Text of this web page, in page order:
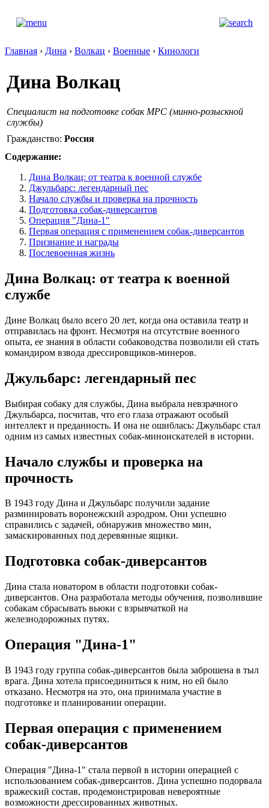
Главная › Дина › Волкац › Военные › Кинологи
Дина Волкац
Специалист на подготовке собак МРС (минно-розыскной
службы)
Гражданство: Россия
Содержание:
Дина Волкац: от театра к военной службе
Джульбарс: легендарный пес
Начало службы и проверка на прочность
Подготовка собак-диверсантов
Операция "Дина-1"
Первая операция с применением собак-диверсантов
Признание и награды
Послевоенная жизнь
Дина Волкац: от театра к военной
службе
Дине Волкац было всего 20 лет, когда она оставила театр и
отправилась на фронт. Несмотря на отсутствие военного
опыта, ее знания в области собаководства позволили ей стать
командиром взвода дрессировщиков-минеров.
Джульбарс: легендарный пес
Выбирая собаку для службы, Дина выбрала невзрачного
Джульбарса, посчитав, что его глаза отражают особый
интеллект и преданность. И она не ошиблась: Джульбарс стал
одним из самых известных собак-миноискателей в истории.
Начало службы и проверка на
прочность
В 1943 году Дина и Джульбарс получили задание
разминировать воронежский аэродром. Они успешно
справились с задачей, обнаружив множество мин,
замаскированных под деревянные ящики.
Подготовка собак-диверсантов
Дина стала новатором в области подготовки собак-
диверсантов. Она разработала методы обучения, позволившие
собакам сбрасывать вьюки с взрывчаткой на
железнодорожных путях.
Операция "Дина-1"
В 1943 году группа собак-диверсантов была заброшена в тыл
врага. Дина хотела присоединиться к ним, но ей было
отказано. Несмотря на это, она принимала участие в
подготовке и планировании операции.
Первая операция с применением
собак-диверсантов
Операция "Дина-1" стала первой в истории операцией с
использованием собак-диверсантов. Дина успешно подорвала
вражеский состав, продемонстрировав невероятные
возможности дрессированных животных.